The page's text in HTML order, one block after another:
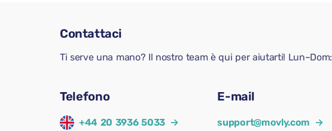
Contattaci
Ti serve una mano? Il nostro team è qui per aiutarti!
Telefono
+44 20 3936 5033 →
E-mail
support@movly.com →